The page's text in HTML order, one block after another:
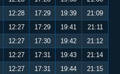
12:28 17:29 19:39
21:09
12:27 17:29 19:41
21:11
12:27 17:30 19:42
21:12
12:27 17:31 19:43
21:14
12:27 17:31 19:44
21:15